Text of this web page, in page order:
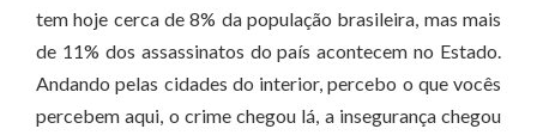
tem hoje cerca de 8% da população brasileira, mas mais
de 11% dos assassinatos do país acontecem no Estado.
Andando pelas cidades do interior, percebo o que vocês
percebem aqui, o crime chegou lá, a insegurança chegou